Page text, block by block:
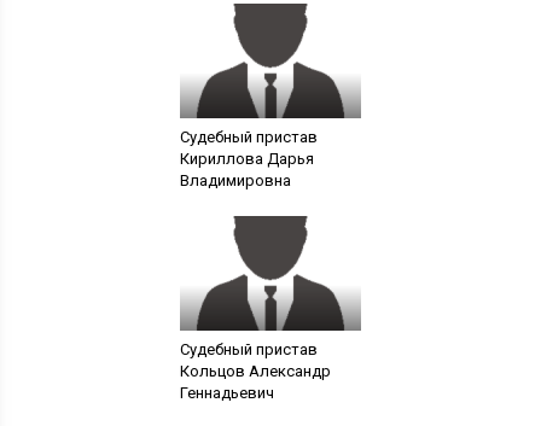
Судебный пристав
Кириллова Дарья
Владимировна
Судебный пристав
Кольцов Александр
Геннадьевич